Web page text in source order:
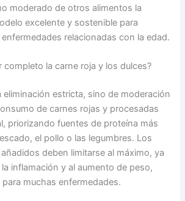
moderado de otros alimentos la
excelente y sostenible para
relacionadas con la edad.
completo la carne roja y los dulces?
eliminación estricta, sino de moderación
de carnes rojas y procesadas
priorizando fuentes de proteína más
el pollo o las legumbres. Los
deben limitarse al máximo, ya
inflamación y al aumento de peso,
muchas enfermedades.